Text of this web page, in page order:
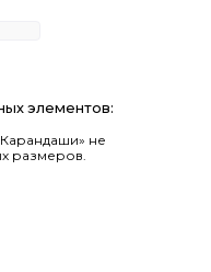
элементов:
не
размеров.